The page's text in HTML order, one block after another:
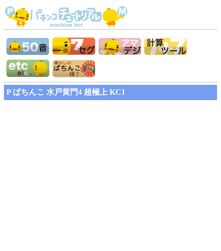
P ぱちんこ 水戸黄門4 超極上 KC1